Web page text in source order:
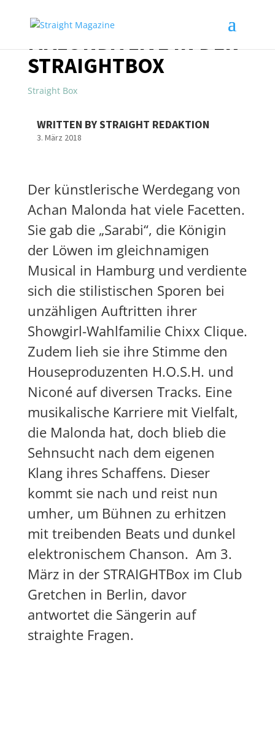
MALONDA LIVE IN DER
STRAIGHTBOX
Straight Box
WRITTEN BY STRAIGHT REDAKTION
3. März 2018
Der künstlerische Werdegang von
Achan Malonda hat viele Facetten.
Sie gab die „Sarabi“, die Königin
der Löwen im gleichnamigen
Musical in Hamburg und verdiente
sich die stilistischen Sporen bei
unzähligen Auftritten ihrer
Showgirl-Wahlfamilie Chixx Clique.
Zudem lieh sie ihre Stimme den
Houseproduzenten H.O.S.H. und
Niconé auf diversen Tracks. Eine
musikalische Karriere mit Vielfalt,
die Malonda hat, doch blieb die
Sehnsucht nach dem eigenen
Klang ihres Schaffens. Dieser
kommt sie nach und reist nun
umher, um Bühnen zu erhitzen
mit treibenden Beats und dunkel
elektronischem Chanson. Am 3.
März in der STRAIGHTBox im Club
Gretchen in Berlin, davor
antwortet die Sängerin auf
straighte Fragen.